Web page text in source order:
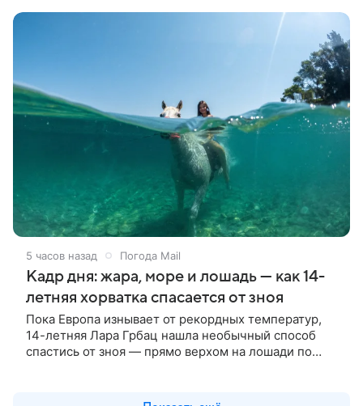
5 часов назад Погода Mail
Кадр дня: жара, море и лошадь — как 14-
летняя хорватка спасается от зноя
Пока Европа изнывает от рекордных температур,
14-летняя Лара Грбац нашла необычный способ
спастись от зноя — прямо верхом на лошади по